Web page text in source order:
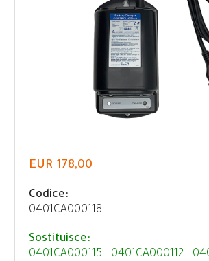
EUR 178,00
Codice:
0401CA000118
Sostituisce:
0401CA000115 - 0401CA000112 -